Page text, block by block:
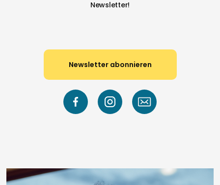
Newsletter!
Newsletter abonnieren